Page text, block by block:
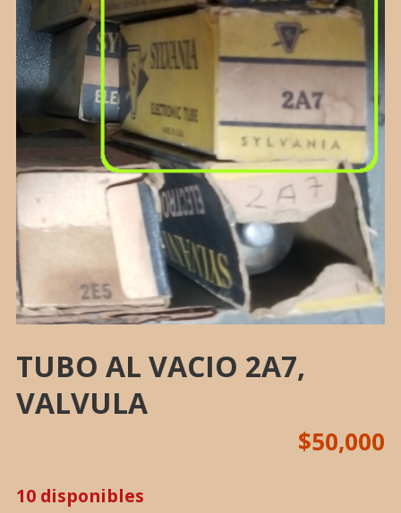
TUBO AL VACIO 2A7,
VALVULA
$50,000
10 disponibles